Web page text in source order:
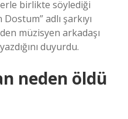
birlikte söylediği
adlı şarkıyı
müzisyen arkadaşı
duyurdu.
neden öldü